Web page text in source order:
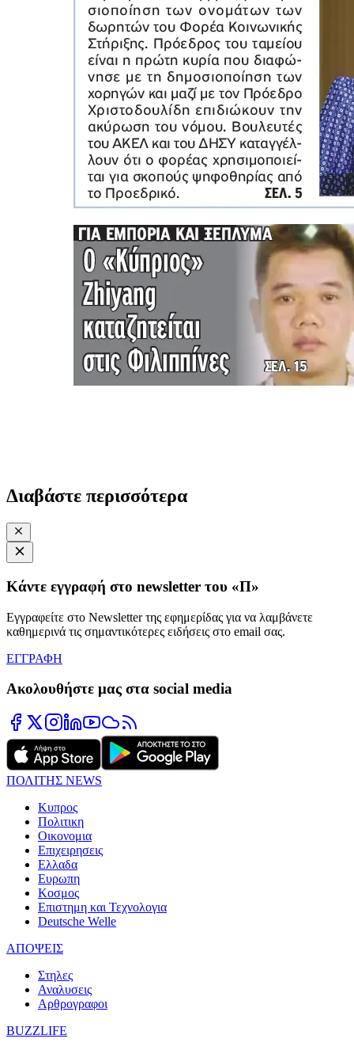
Διαβάστε περισσότερα
Κάντε εγγραφή στο newsletter του «Π»
Εγγραφείτε στο Newsletter της εφημερίδας για να λαμβάνετε
καθημερινά τις σημαντικότερες ειδήσεις στο email σας.
ΕΓΓΡΑΦΗ
Ακολουθήστε μας στα social media
ΠΟΛΙΤΗΣ NEWS
Κυπρος
Πολιτικη
Οικονομια
Επιχειρησεις
Ελλαδα
Ευρωπη
Κοσμος
Επιστημη και Τεχνολογια
Deutsche Welle
ΑΠΟΨΕΙΣ
Στηλες
Αναλυσεις
Αρθρογραφοι
BUZZLIFE